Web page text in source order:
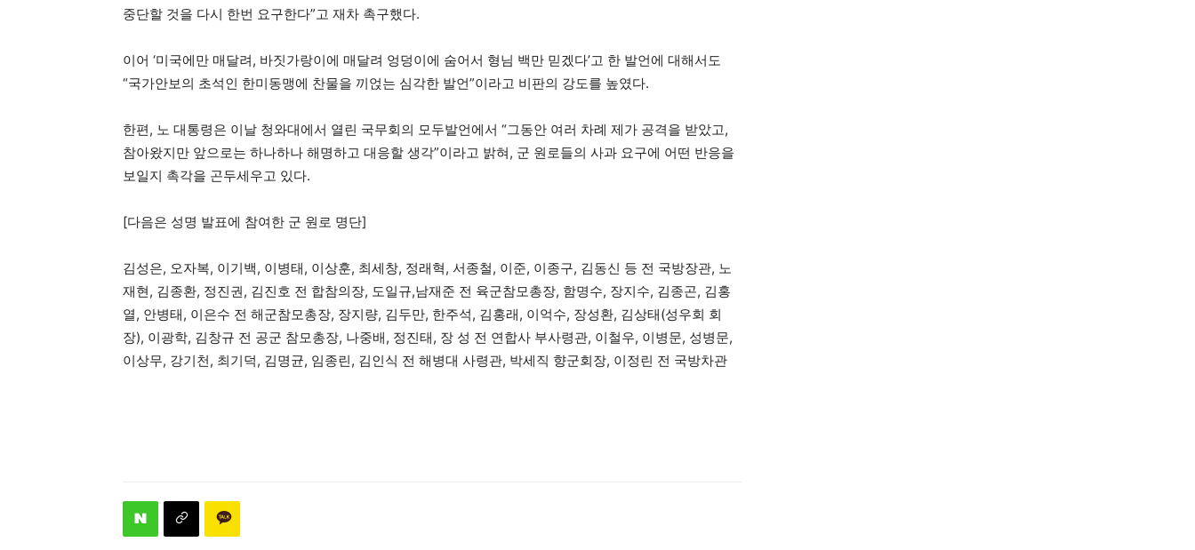
중단할 것을 다시 한번 요구한다”고 재차 촉구했다.
이어 ‘미국에만 매달려, 바짓가랑이에 매달려 엉덩이에 숨어서 형님 백만 믿겠다’고 한 발언에 대해서도
“국가안보의 초석인 한미동맹에 찬물을 끼얹는 심각한 발언”이라고 비판의 강도를 높였다.
한편, 노 대통령은 이날 청와대에서 열린 국무회의 모두발언에서 “그동안 여러 차례 제가 공격을 받았고,
참아왔지만 앞으로는 하나하나 해명하고 대응할 생각”이라고 밝혀, 군 원로들의 사과 요구에 어떤 반응을
보일지 촉각을 곤두세우고 있다.
[다음은 성명 발표에 참여한 군 원로 명단]
김성은, 오자복, 이기백, 이병태, 이상훈, 최세창, 정래혁, 서종철, 이준, 이종구, 김동신 등 전 국방장관, 노
재현, 김종환, 정진권, 김진호 전 합참의장, 도일규,남재준 전 육군참모총장, 함명수, 장지수, 김종곤, 김홍
열, 안병태, 이은수 전 해군참모총장, 장지량, 김두만, 한주석, 김홍래, 이억수, 장성환, 김상태(성우회 회
장), 이광학, 김창규 전 공군 참모총장, 나중배, 정진태, 장 성 전 연합사 부사령관, 이철우, 이병문, 성병문,
이상무, 강기천, 최기덕, 김명균, 임종린, 김인식 전 해병대 사령관, 박세직 향군회장, 이정린 전 국방차관